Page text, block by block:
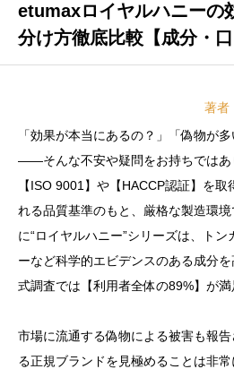
etumaxロイヤルハニーの
分け方徹底比較【成分・口
著者
「効果が本当にあるの？」「偽物が
――そんな不安や疑問をお持ちではあ
【ISO 9001】や【HACCP認証】を
れる品質基準のもと、厳格な製造環
に“ロイヤルハニー”シリーズは、ト
ーなど科学的エビデンスのある成分
式調査では【利用者全体の89%】が満
市場に流通する偽物による被害も報
る正規ブランドを見極めることは非常